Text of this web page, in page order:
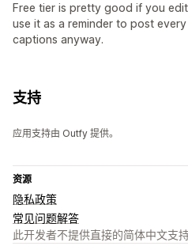
Free tier is pretty good if you
use it as a reminder to post
captions anyway.
支持
应用支持由 Outfy 提供。
资源
隐私政策
常见问题解答
此开发者不提供直接的简体中文支持